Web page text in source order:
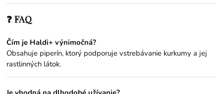
❓ FAQ
Čím je Haldi+ výnimočná?
Obsahuje piperín, ktorý podporuje vstrebávanie kurkumy a jej
rastlinných látok.